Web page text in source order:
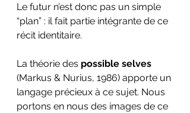
Le futur n’est donc pas un simple
“plan” : il fait partie intégrante de ce
récit identitaire.
La théorie des possible selves
(Markus & Nurius, 1986) apporte un
langage précieux à ce sujet. Nous
portons en nous des images de ce